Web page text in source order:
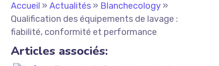
Accueil »Actualités » Blanchecology »
Qualification des équipements de lavage :
fiabilité, conformité et performance
Articles associés: